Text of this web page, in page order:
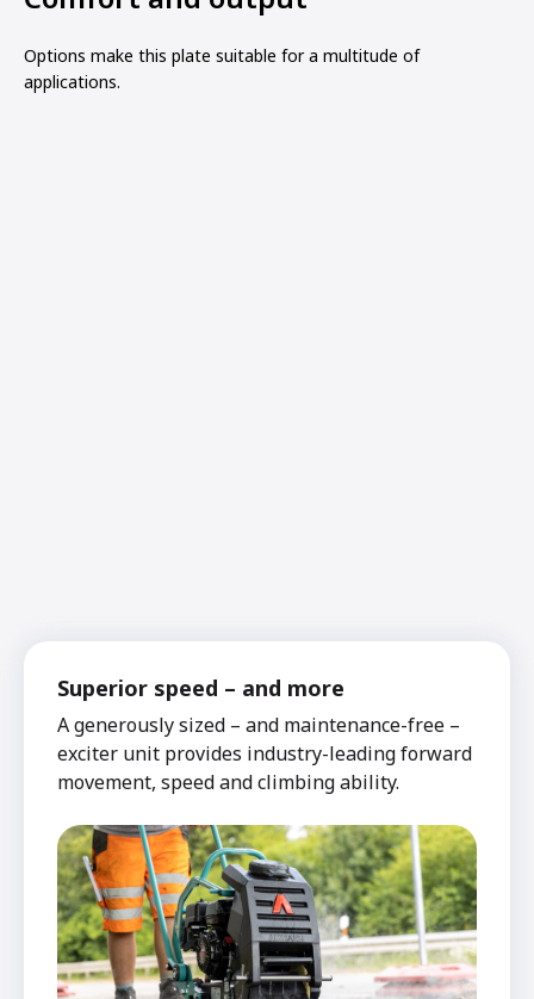
Options make this plate suitable for a multitude of
applications.
Superior speed – and more
A generously sized – and maintenance-free –
exciter unit provides industry-leading forward
movement, speed and climbing ability.